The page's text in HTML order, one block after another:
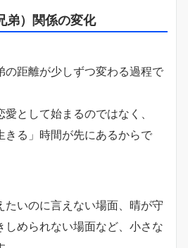
弟）関係の変化
の距離が少しずつ変わる過程で
として始まるのではなく、
きる」時間が先にあるからで
たいのに言えない場面、晴が守
しめられない場面など、小さな